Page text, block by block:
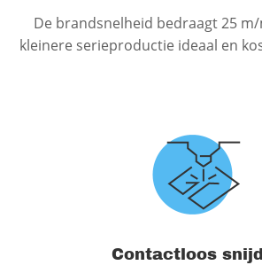
De brandsnelheid bedraagt ​​25
kleinere serieproductie ideaal en
Contactloos